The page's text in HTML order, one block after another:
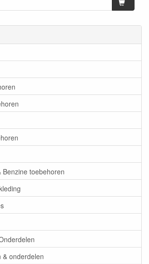
toebehoren
& onderdelen